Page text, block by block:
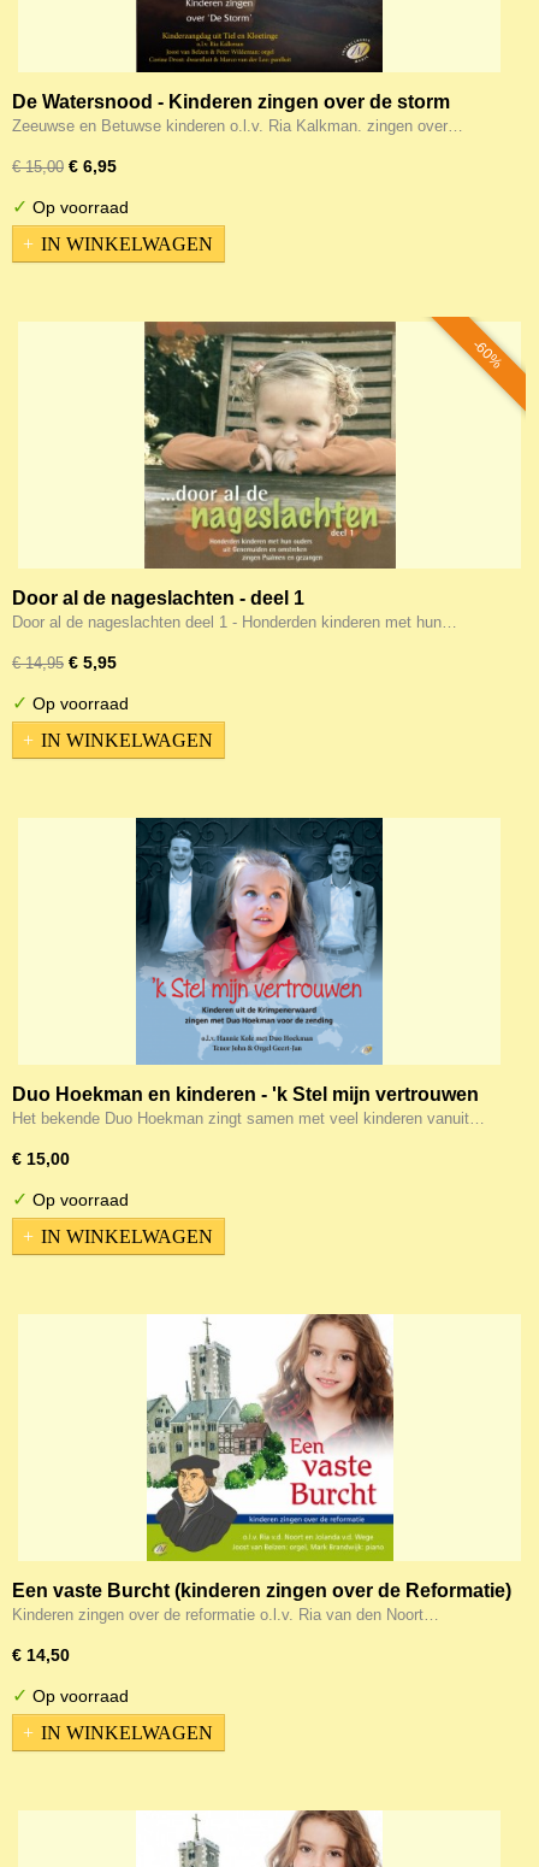
De Watersnood - Kinderen zingen over de storm
Zeeuwse en Betuwse kinderen o.l.v. Ria Kalkman. zingen over…
€ 15,00 € 6,95
✓ Op voorraad
IN WINKELWAGEN
-60%
Door al de nageslachten - deel 1
Door al de nageslachten deel 1 - Honderden kinderen met hun…
€ 14,95 € 5,95
✓ Op voorraad
IN WINKELWAGEN
Duo Hoekman en kinderen - 'k Stel mijn vertrouwen
Het bekende Duo Hoekman zingt samen met veel kinderen vanuit…
€ 15,00
✓ Op voorraad
IN WINKELWAGEN
Een vaste Burcht (kinderen zingen over de Reformatie)
Kinderen zingen over de reformatie o.l.v. Ria van den Noort…
€ 14,50
✓ Op voorraad
IN WINKELWAGEN